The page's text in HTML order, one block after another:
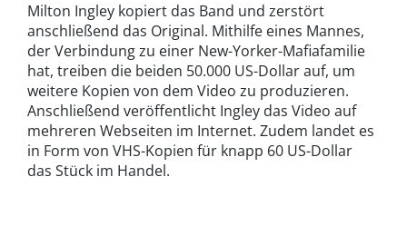
Milton Ingley kopiert das Band und zerstört
anschließend das Original. Mithilfe eines Mannes,
der Verbindung zu einer New-Yorker-Mafiafamilie
hat, treiben die beiden 50.000 US-Dollar auf, um
weitere Kopien von dem Video zu produzieren.
Anschließend veröffentlicht Ingley das Video auf
mehreren Webseiten im Internet. Zudem landet es
in Form von VHS-Kopien für knapp 60 US-Dollar
das Stück im Handel.